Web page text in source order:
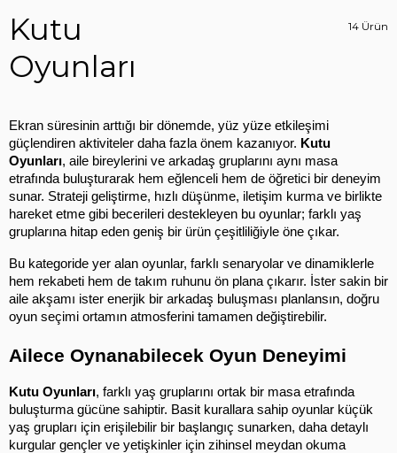
Kutu
Oyunları
14 Ürün
Ekran süresinin arttığı bir dönemde, yüz yüze etkileşimi
güçlendiren aktiviteler daha fazla önem kazanıyor. Kutu
Oyunları, aile bireylerini ve arkadaş gruplarını aynı masa
etrafında buluşturarak hem eğlenceli hem de öğretici bir deneyim
sunar. Strateji geliştirme, hızlı düşünme, iletişim kurma ve birlikte
hareket etme gibi becerileri destekleyen bu oyunlar; farklı yaş
gruplarına hitap eden geniş bir ürün çeşitliliğiyle öne çıkar.
Bu kategoride yer alan oyunlar, farklı senaryolar ve dinamiklerle
hem rekabeti hem de takım ruhunu ön plana çıkarır. İster sakin bir
aile akşamı ister enerjik bir arkadaş buluşması planlansın, doğru
oyun seçimi ortamın atmosferini tamamen değiştirebilir.
Ailece Oynanabilecek Oyun Deneyimi
Kutu Oyunları, farklı yaş gruplarını ortak bir masa etrafında
buluşturma gücüne sahiptir. Basit kurallara sahip oyunlar küçük
yaş grupları için erişilebilir bir başlangıç sunarken, daha detaylı
kurgular gençler ve yetişkinler için zihinsel meydan okuma